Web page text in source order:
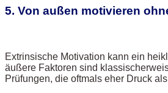
5. Von außen motivieren
Extrinsische Motivation kann ein
äußere Faktoren sind
Prüfungen, die oftmals eher Druck